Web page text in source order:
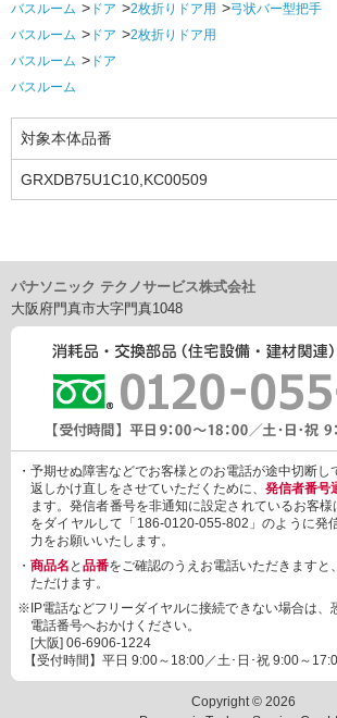
バスルーム ドア 2枚折りドア用
弓状バー型把手
バスルーム
ドア
2枚折りドア用
バスルーム
ドア
バスルーム
対象本体品番
GRXDB75U1C10,KC00509
パナソニック テクノサービス株式会社
大阪府門真市大字門真1048
・予期せぬ障害などでお客様とのお電話が途中切断し
返しかけ直しをさせていただくために、 発信者番号
ます。発信者番号を非通知に設定されているお客様
をダイヤルして「186-0120-055-802」のように発
力をお願いいたします。
・ 商品名 と 品番をご確認のうえお電話いただきますと
ただけます。
※IP電話などフリーダイヤルに接続できない場合は、
電話番号へおかけください。
[大阪] 06-6906-1224
【受付時間】平日 9:00～18:00／土･日･祝 9:00～
Copyright © 2026